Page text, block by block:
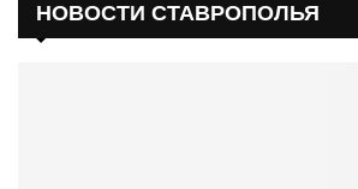
НОВОСТИ СТАВРОПОЛЬЯ